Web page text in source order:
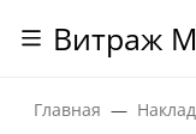
Витраж
Главная